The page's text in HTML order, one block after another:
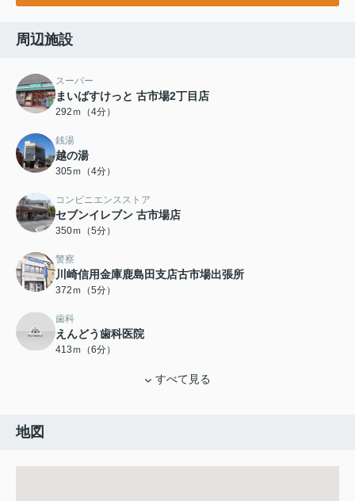
周辺施設
スーパー
まいばすけっと 古市場2丁目店
292ｍ（4分）
銭湯
越の湯
305ｍ（4分）
コンビニエンスストア
セブンイレブン 古市場店
350ｍ（5分）
警察
川崎信用金庫鹿島田支店古市場出張所
372ｍ（5分）
歯科
えんどう歯科医院
413ｍ（6分）
すべて見る
地図